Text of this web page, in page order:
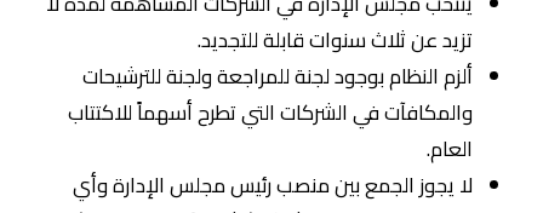
تزيد عن ثلاث سنوات قابلة للتجديد.
ألزم النظام بوجود لجنة للمراجعة ولجنة للترشيحات
والمكافآت في الشركات التي تطرح أسهماً للاكتتاب
العام.
لا يجوز الجمع بين منصب رئيس مجلس الإدارة وأي